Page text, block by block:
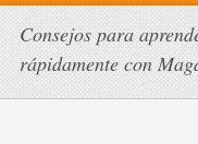
Consejos para
rápidamente con